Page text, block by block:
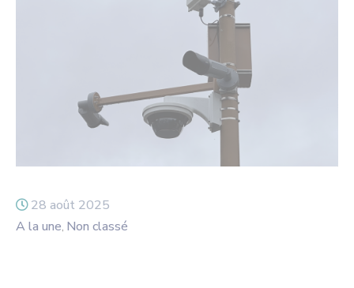
28 août 2025
A la une‚ Non classé